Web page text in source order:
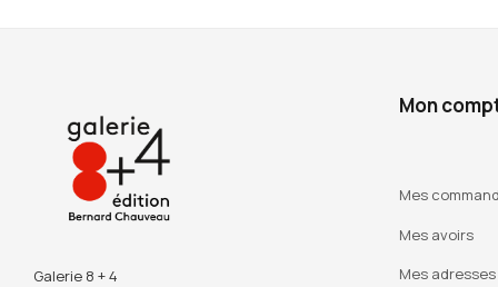
Galerie 8 + 4
Mon
Mes
Mes avoirs
Mes adresses